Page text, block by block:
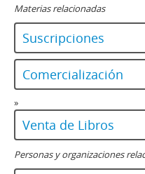
Materias relacionadas
Suscripciones
Comercialización
»
Venta de Libros
Personas y organizaciones